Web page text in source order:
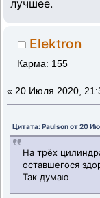
лучшее.
Elektron
Карма: 155
« 20 Июля 2020,
Цитата: Paulson от 20
На трёх
оставшегося
Так думаю